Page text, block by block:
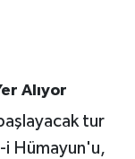
Alıyor
tur
i Hümayun'u,